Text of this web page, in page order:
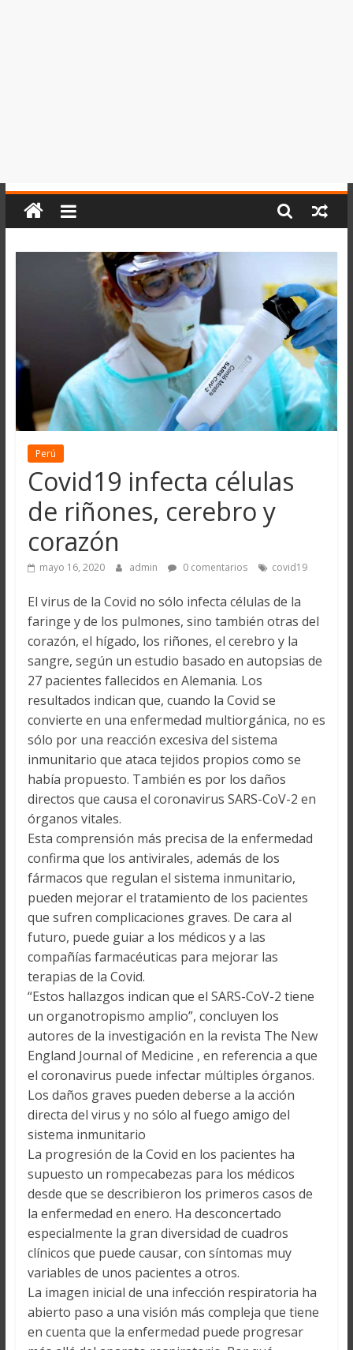
Perú
Covid19 infecta células
de riñones, cerebro y
corazón
mayo 16, 2020 admin 0 comentarios covid19
El virus de la Covid no sólo infecta células de la
faringe y de los pulmones, sino también otras del
corazón, el hígado, los riñones, el cerebro y la
sangre, según un estudio basado en autopsias de
27 pacientes fallecidos en Alemania. Los
resultados indican que, cuando la Covid se
convierte en una enfermedad multiorgánica, no es
sólo por una reacción excesiva del sistema
inmunitario que ataca tejidos propios como se
había propuesto. También es por los daños
directos que causa el coronavirus SARS-CoV-2 en
órganos vitales.
Esta comprensión más precisa de la enfermedad
confirma que los antivirales, además de los
fármacos que regulan el sistema inmunitario,
pueden mejorar el tratamiento de los pacientes
que sufren complicaciones graves. De cara al
futuro, puede guiar a los médicos y a las
compañías farmacéuticas para mejorar las
terapias de la Covid.
“Estos hallazgos indican que el SARS-CoV-2 tiene
un organotropismo amplio”, concluyen los
autores de la investigación en la revista The New
England Journal of Medicine , en referencia a que
el coronavirus puede infectar múltiples órganos.
Los daños graves pueden deberse a la acción
directa del virus y no sólo al fuego amigo del
sistema inmunitario
La progresión de la Covid en los pacientes ha
supuesto un rompecabezas para los médicos
desde que se describieron los primeros casos de
la enfermedad en enero. Ha desconcertado
especialmente la gran diversidad de cuadros
clínicos que puede causar, con síntomas muy
variables de unos pacientes a otros.
La imagen inicial de una infección respiratoria ha
abierto paso a una visión más compleja que tiene
en cuenta que la enfermedad puede progresar